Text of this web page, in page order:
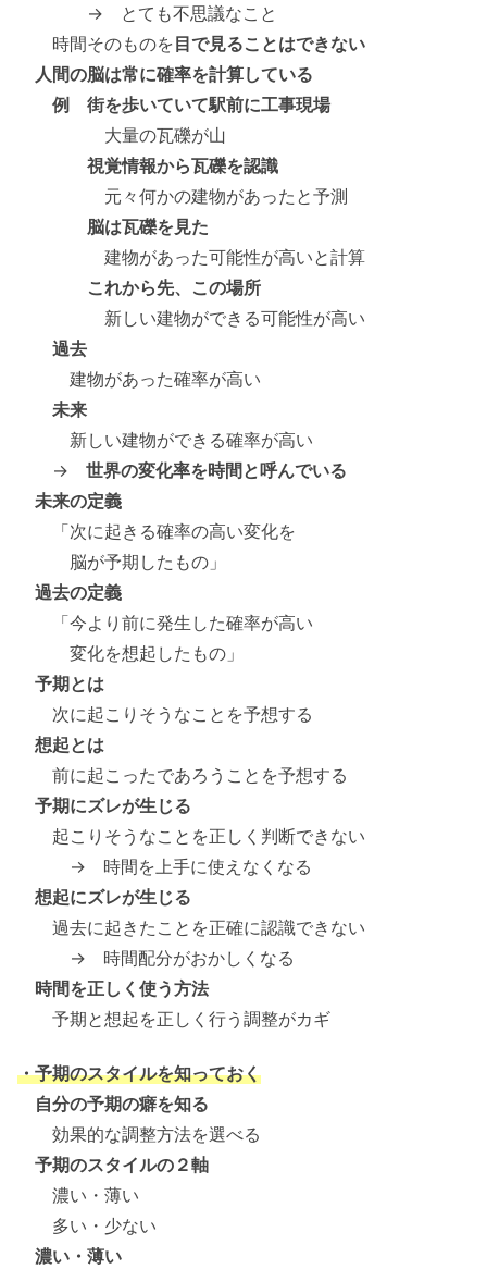
→ とても不思議なこと
時間そのものを目で見ることはできない
人間の脳は常に確率を計算している
例 街を歩いていて駅前に工事現場
大量の瓦礫が山
視覚情報から瓦礫を認識
元々何かの建物があったと予測
脳は瓦礫を見た
建物があった可能性が高いと計算
これから先、この場所
新しい建物ができる可能性が高い
過去
建物があった確率が高い
未来
新しい建物ができる確率が高い
→ 世界の変化率を時間と呼んでいる
未来の定義
「次に起きる確率の高い変化を
脳が予期したもの」
過去の定義
「今より前に発生した確率が高い
変化を想起したもの」
予期とは
次に起こりそうなことを予想する
想起とは
前に起こったであろうことを予想する
予期にズレが生じる
起こりそうなことを正しく判断できない
→ 時間を上手に使えなくなる
想起にズレが生じる
過去に起きたことを正確に認識できない
→ 時間配分がおかしくなる
時間を正しく使う方法
予期と想起を正しく行う調整がカギ
・予期のスタイルを知っておく
自分の予期の癖を知る
効果的な調整方法を選べる
予期のスタイルの２軸
濃い・薄い
多い・少ない
濃い・薄い